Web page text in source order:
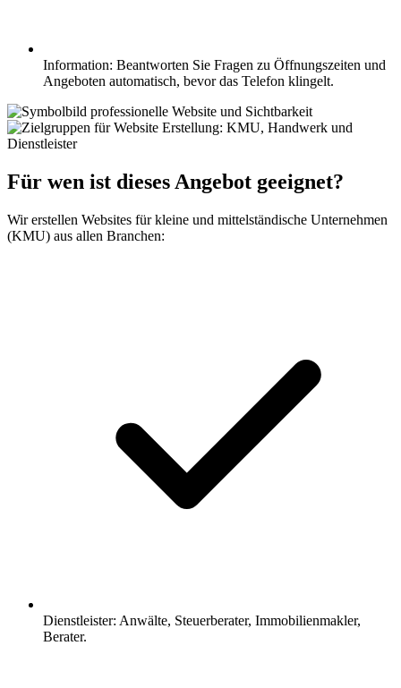
Information: Beantworten Sie Fragen zu Öffnungszeiten und
Angeboten automatisch, bevor das Telefon klingelt.
Für wen ist dieses Angebot geeignet?
Wir erstellen Websites für kleine und mittelständische Unternehmen
(KMU) aus allen Branchen:
Dienstleister: Anwälte, Steuerberater, Immobilienmakler,
Berater.